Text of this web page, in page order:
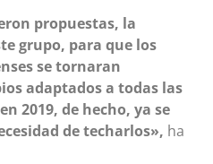
propuestas, la
grupo, para que los
se tornaran
adaptados a todas las
2019, de hecho, ya se
de techarlos», ha